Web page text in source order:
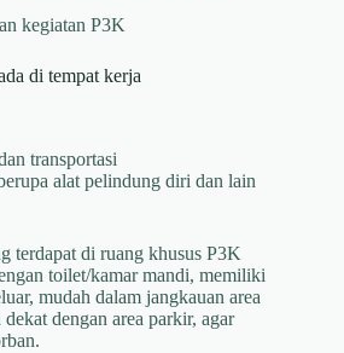
kegiatan P3K
di tempat kerja
transportasi
alat pelindung diri dan lain
terdapat di ruang khusus P3K
toilet/kamar mandi, memiliki
mudah dalam jangkauan area
dengan area parkir, agar